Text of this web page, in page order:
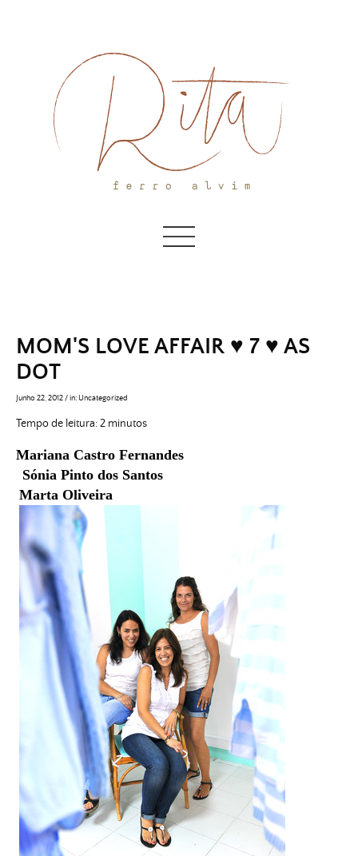
MOM'S LOVE AFFAIR ♥ 7 ♥ AS
DOT
Junho 22, 2012/in: Uncategorized
Tempo de leitura:2 minutos
Mariana Castro Fernandes
Sónia Pinto dos Santos
Marta Oliveira